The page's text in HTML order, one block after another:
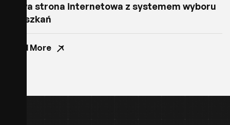
Nowa strona internetowa z systemem wyboru
mieszkań
Read More